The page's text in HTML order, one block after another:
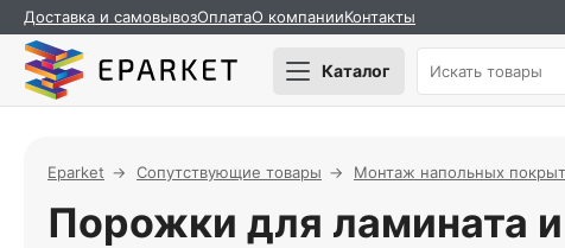
Доставка и самовывозОплатаО компанииКонтакты
Каталог
Eparket Сопутствующие товары Монтаж напольных
Порожки для ламината